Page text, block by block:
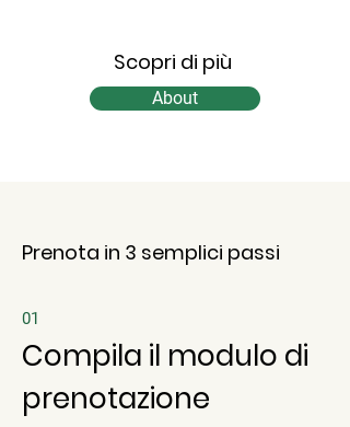
Scopri di più
About
Prenota in 3 semplici passi
01
Compila il modulo di
prenotazione